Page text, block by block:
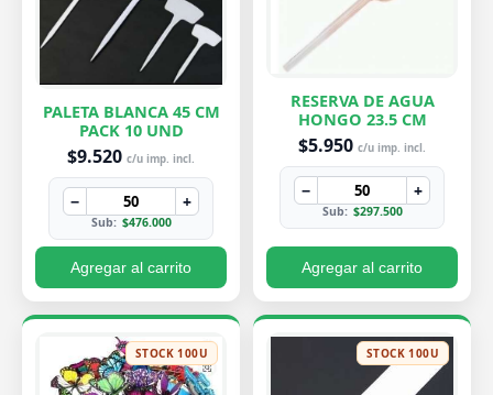
PALETA BLANCA 45 CM
PACK 10 UND
$9.520 c/u imp. incl.
− +
Sub: $476.000
Agregar al carrito
RESERVA DE AGUA
HONGO 23.5 CM
$5.950 c/u imp. incl.
− +
Sub: $297.500
Agregar al carrito
STOCK 100U STOCK 100U